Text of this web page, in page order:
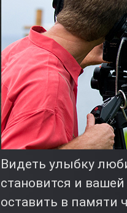
Видеть улыбку
становится и
оставить в памяти